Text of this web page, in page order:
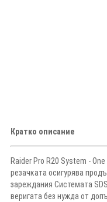
Кратко описание
Raider Pro R20 System -
резачката осигурява
зареждания Системата
веригата без нужда от